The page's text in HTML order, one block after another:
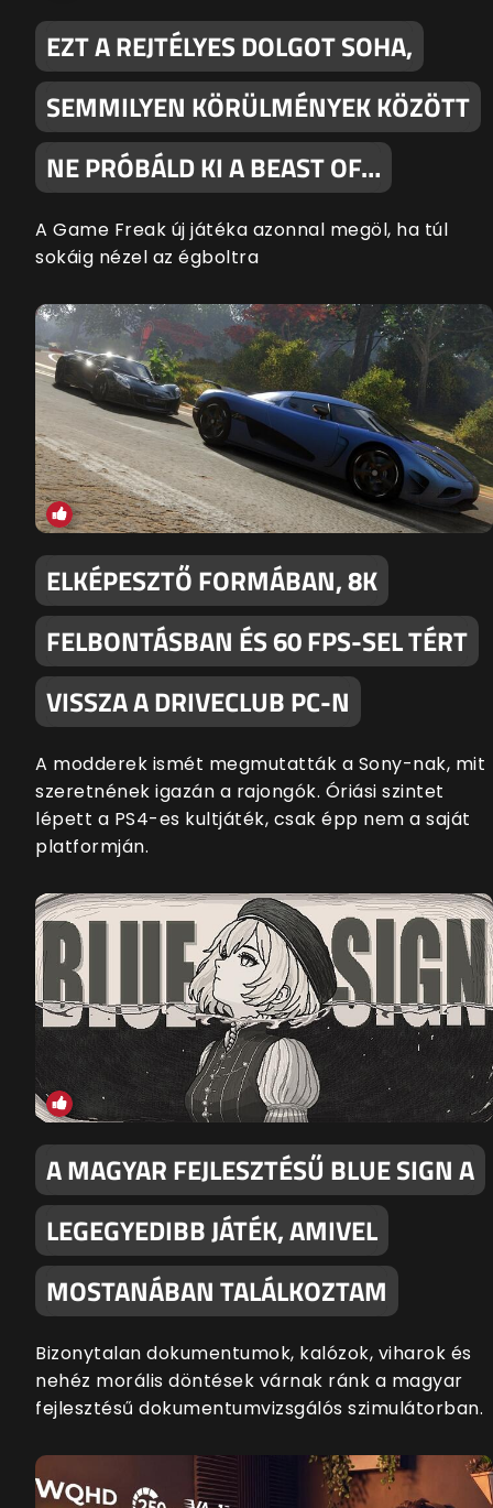
EZT A REJTÉLYES DOLGOT SOHA,
SEMMILYEN KÖRÜLMÉNYEK KÖZÖTT
NE PRÓBÁLD KI A BEAST OF…
A Game Freak új játéka azonnal megöl, ha túl
sokáig nézel az égboltra
ELKÉPESZTŐ FORMÁBAN, 8K
FELBONTÁSBAN ÉS 60 FPS-SEL TÉRT
VISSZA A DRIVECLUB PC-N
A modderek ismét megmutatták a Sony-nak, mit
szeretnének igazán a rajongók. Óriási szintet
lépett a PS4-es kultjáték, csak épp nem a saját
platformján.
A MAGYAR FEJLESZTÉSŰ BLUE SIGN A
LEGEGYEDIBB JÁTÉK, AMIVEL
MOSTANÁBAN TALÁLKOZTAM
Bizonytalan dokumentumok, kalózok, viharok és
nehéz morális döntések várnak ránk a magyar
fejlesztésű dokumentumvizsgálós szimulátorban.